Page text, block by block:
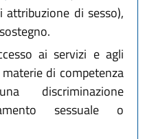
di sesso),
ai servizi e agli
di competenza
discriminazione
sessuale o